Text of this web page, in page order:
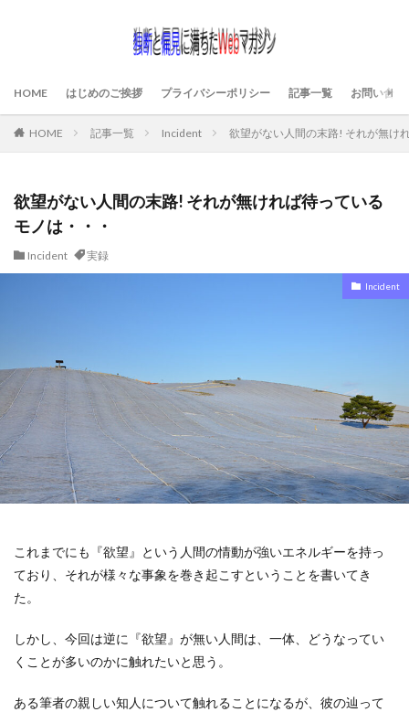
HOME はじめのご挨拶 プライバシーポリシー 記事一覧 お問い合わ
HOME 記事一覧 Incident 欲望がない人間の末路! それが無け
欲望がない人間の末路! それが無ければ待っている
モノは・・・
Incident 実録
Incident
これまでにも『欲望』という人間の情動が強いエネルギーを持っ
ており、それが様々な事象を巻き起こすということを書いてき
た。
しかし、今回は逆に『欲望』が無い人間は、一体、どうなってい
くことが多いのかに触れたいと思う。
ある筆者の親しい知人について触れることになるが、彼の辿って